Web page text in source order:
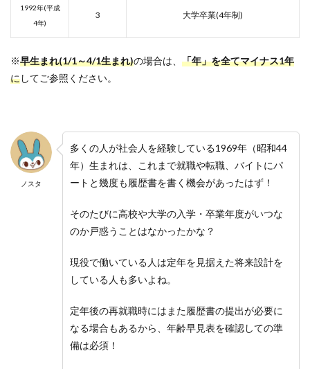
1992年(平成
4年)
3 大学卒業(4年制)
※早生まれ(1/1～4/1生まれ)の場合は、 「年」を全てマイナス1年
にしてご参照ください。
ノスタ
多くの人が社会人を経験している1969年（昭和44
年）生まれは、これまで就職や転職、バイトにパ
ートと幾度も履歴書を書く機会があったはず！
そのたびに高校や大学の入学・卒業年度がいつな
のか戸惑うことはなかったかな？
現役で働いている人は定年を見据えた将来設計を
している人も多いよね。
定年後の再就職時にはまた履歴書の提出が必要に
なる場合もあるから、年齢早見表を確認しての準
備は必須！